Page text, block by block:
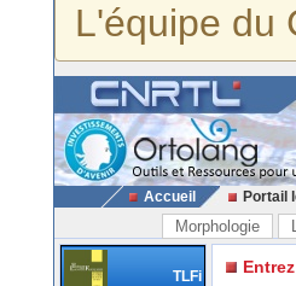
L'équipe du
Accueil Portail
Morphologie
TLFi